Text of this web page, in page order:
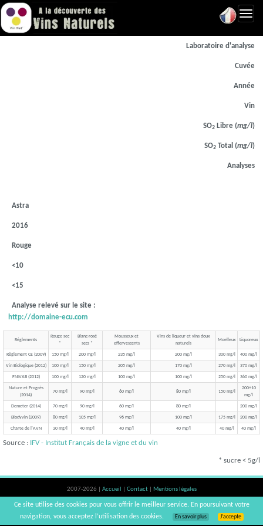
Laboratoire d'analyse
Cuvée
Année
Vin
SO2 Libre (mg/l)
SO2 Total (mg/l)
Analyses
Astra
2016
Rouge
<10
<15
Analyse relevé sur le site :
http://domaine-ecu.com
Réglements
Rouge sec
*
Blanc-rosé
secs *
Mousseux et
effervescents
Vins de liqueur et vins doux
naturels
Moelleux Liquoreux
Règlement CE (2009) 150 mg/l 200 mg/l 235 mg/l 200 mg/l 300 mg/l 400 mg/l
Vin Biologique (2012) 100 mg/l 150 mg/l 205 mg/l 170 mg/l 270 mg/l 370 mg/l
FNIVAB (2012) 100 mg/l 120 mg/l 100 mg/l 100 mg/l 250 mg/l 360 mg/l
Nature et Progrès
(2014)
70 mg/l 90 mg/l 60 mg/l 80 mg/l 150 mg/l
200+10
mg/l
Demeter (2014) 70 mg/l 90 mg/l 60 mg/l 80 mg/l 200 mg/l
Biodyvin (2009) 80 mg/l 105 mg/l 96 mg/l 100 mg/l 175 mg/l 200 mg/l
Charte de l'AVN 30 mg/l 40 mg/l 40 mg/l 40 mg/l 40 mg/l 40 mg/l
Source : IFV - Institut Français de la vigne et du vin
* sucre < 5g/l
2007-2026 | Accueil Contact
Mentions légales
L'abus d'alcool est dangereux pour la santé, à consommer avec modération. |
vinsnaturels | v3.12
Ce site utilise des cookies pour vous offrir le meilleur service. En poursuivant votre
navigation, vous acceptez l’utilisation des cookies.
En savoir plus J’accepte